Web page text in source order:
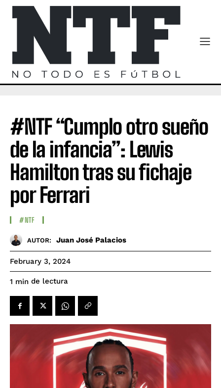
#NTF “Cumplo otro sueño
de la infancia”: Lewis
Hamilton tras su fichaje
por Ferrari
#NTF
AUTOR: Juan José Palacios
February 3, 2024
1 min de lectura